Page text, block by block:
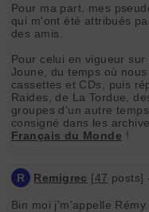
Pour ma part, mes
qui m'ont été attribués
des amis.
Pour celui en vigueur
Joune, du temps où
cassettes et CDs, puis
Raides, de La Tordue,
groupes d'un autre
consigné dans les
Français du Monde !
R Remigrec [47 posts]
Bin moi j'm'appelle Rémy.